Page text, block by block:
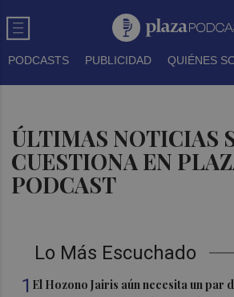
PODCASTS PUBLICIDAD QUIÉNES
ÚLTIMAS NOTICIAS
CUESTIONA EN
PODCAST
Lo Más Escuchado
1 El Hozono Jairis aún necesita un par